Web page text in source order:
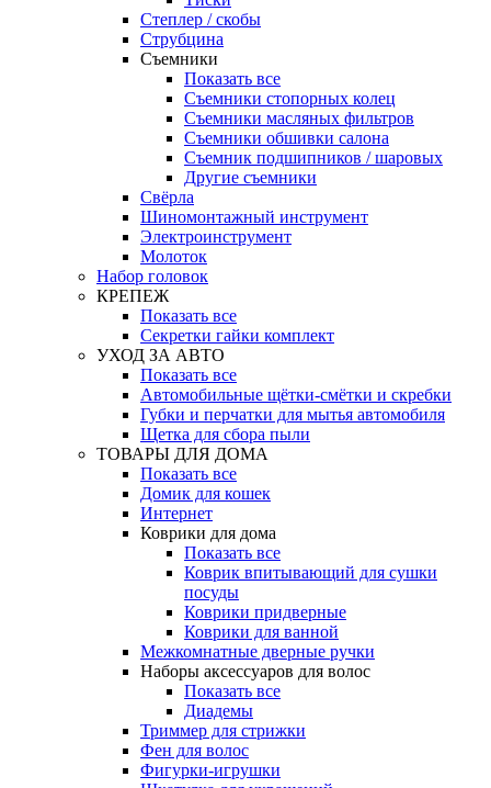
Степлер / скобы
Струбцина
Съемники
Показать все
Съемники стопорных колец
Съемники масляных фильтров
Съемники обшивки салона
Съемник подшипников / шаровых
Другие съемники
Свёрла
Шиномонтажный инструмент
Электроинструмент
Молоток
Набор головок
КРЕПЕЖ
Показать все
Секретки гайки комплект
УХОД ЗА АВТО
Показать все
Автомобильные щётки-смётки и скребки
Губки и перчатки для мытья автомобиля
Щетка для сбора пыли
ТОВАРЫ ДЛЯ ДОМА
Показать все
Домик для кошек
Интернет
Коврики для дома
Показать все
Коврик впитывающий для сушки
посуды
Коврики придверные
Коврики для ванной
Межкомнатные дверные ручки
Наборы аксессуаров для волос
Показать все
Диадемы
Триммер для стрижки
Фен для волос
Фигурки-игрушки